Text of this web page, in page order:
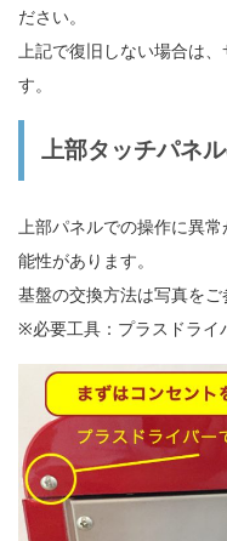
ださい。
上記で復旧しない場合は
す。
上部タッチパネ
上部パネルでの操作に異
能性があります。
基盤の交換方法は写真をご
※必要工具：プラスドライ